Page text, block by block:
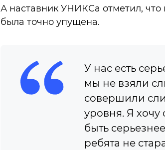
А наставник УНИКСа отметил,
была точно упущена.
У нас есть
мы не взяли
совершили
уровня. Я хочу
быть
ребята не